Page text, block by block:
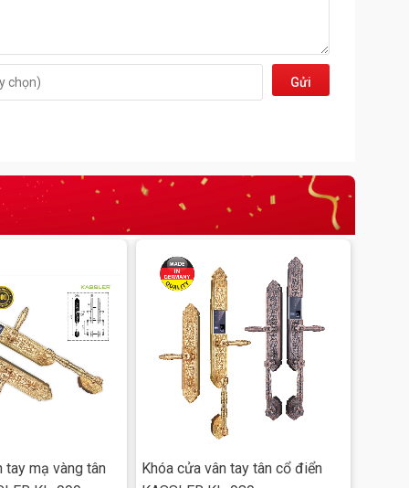
Gửi
tay mạ vàng tân
Khóa cửa vân tay tân cổ điển